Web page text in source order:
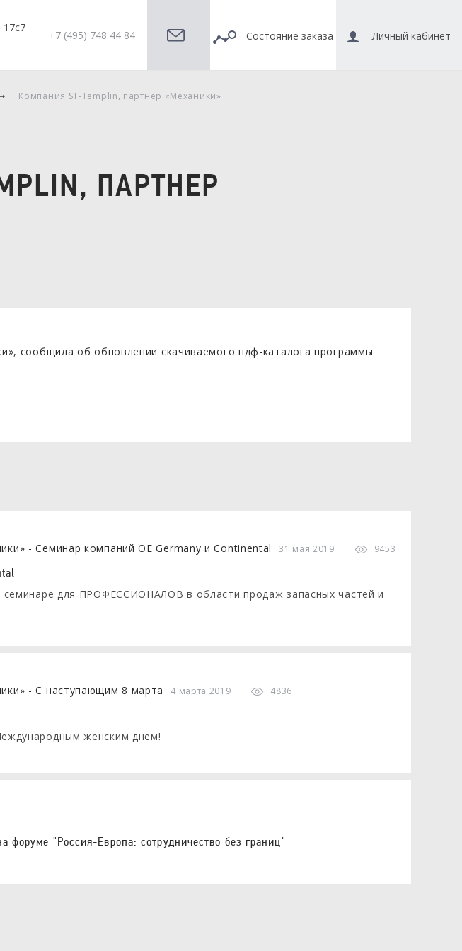
17с7
+7 (495) 748 44 84 Состояние заказа Личный кабинет
Компания ST-Templin, партнер «Механики»
ПАРТНЕР
сообщила об обновлении скачиваемого пдф-каталога программы
31 мая 2019 9453
семинаре для ПРОФЕССИОНАЛОВ в области продаж запасных частей и
4 марта 2019 4836
женским днем!
форуме "Россия-Европа: сотрудничество без границ"